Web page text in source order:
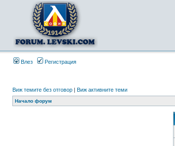
Влез Регистрация
Виж темите без отговор | Виж активните теми
Начало форум